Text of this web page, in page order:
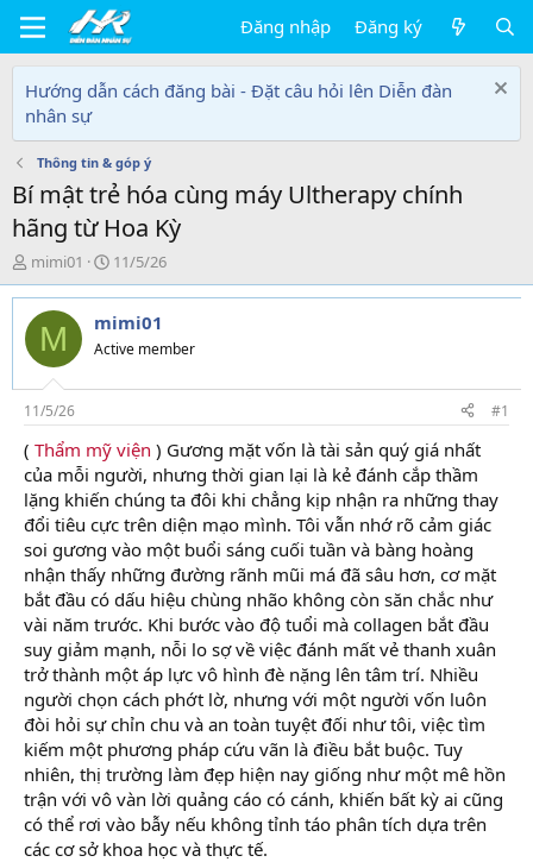
Đăng nhập Đăng ký
Hướng dẫn cách đăng bài - Đặt câu hỏi lên Diễn đàn
nhân sự
Thông tin & góp ý
Bí mật trẻ hóa cùng máy Ultherapy chính
hãng từ Hoa Kỳ
T
h
r
e
d
s
t
a
r
t
e
r
mimi01
N
g
à
y
g
i
11/5/26
M mimi01
Active member
11/5/26 #1
( Thẩm mỹ viện ) Gương mặt vốn là tài sản quý giá nhất
của mỗi người, nhưng thời gian lại là kẻ đánh cắp thầm
lặng khiến chúng ta đôi khi chẳng kịp nhận ra những thay
đổi tiêu cực trên diện mạo mình. Tôi vẫn nhớ rõ cảm giác
soi gương vào một buổi sáng cuối tuần và bàng hoàng
nhận thấy những đường rãnh mũi má đã sâu hơn, cơ mặt
bắt đầu có dấu hiệu chùng nhão không còn săn chắc như
vài năm trước. Khi bước vào độ tuổi mà collagen bắt đầu
suy giảm mạnh, nỗi lo sợ về việc đánh mất vẻ thanh xuân
trở thành một áp lực vô hình đè nặng lên tâm trí. Nhiều
người chọn cách phớt lờ, nhưng với một người vốn luôn
đòi hỏi sự chỉn chu và an toàn tuyệt đối như tôi, việc tìm
kiếm một phương pháp cứu vãn là điều bắt buộc. Tuy
nhiên, thị trường làm đẹp hiện nay giống như một mê hồn
trận với vô vàn lời quảng cáo có cánh, khiến bất kỳ ai cũng
có thể rơi vào bẫy nếu không tỉnh táo phân tích dựa trên
các cơ sở khoa học và thực tế.